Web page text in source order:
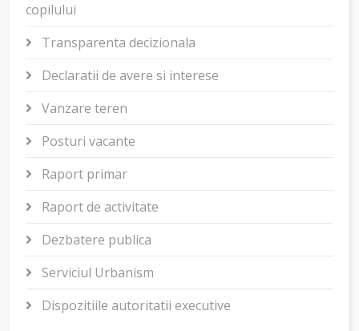
copilului
Transparenta decizionala
Declaratii de avere si interese
Vanzare teren
Posturi vacante
Raport primar
Raport de activitate
Dezbatere publica
Serviciul Urbanism
Dispozitiile autoritatii executive